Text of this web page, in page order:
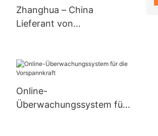
Zhanghua – China
Lieferant von
Kälteanlagen
Online-
Überwachungssystem für